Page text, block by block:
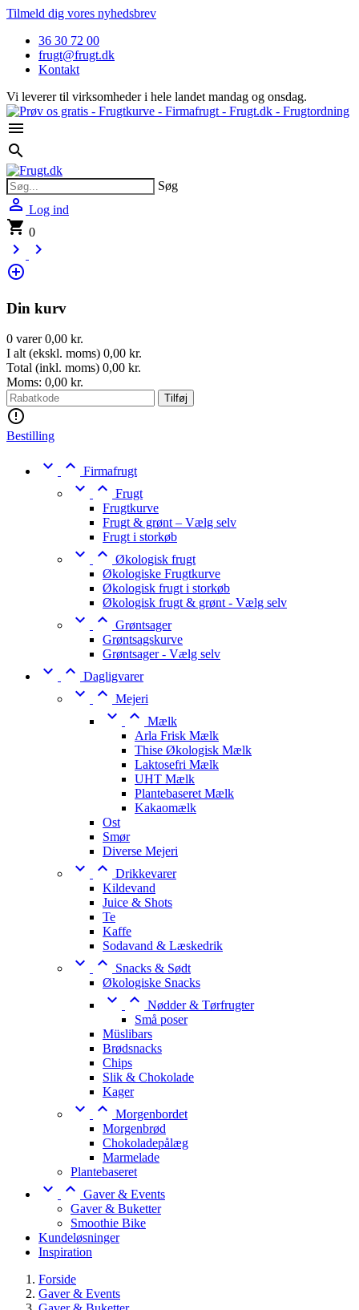
Tilmeld dig vores nyhedsbrev
36 30 72 00
frugt@frugt.dk
Kontakt
Vi leverer til virksomheder i hele landet mandag og onsdag.

search
Søg
 Log ind
shopping_cart 0
keyboard_arrow_right
keyboard_arrow_right
control_point
Din kurv
0 varer0,00 kr.
I alt (ekskl. moms) 0,00 kr.
Total (inkl. moms) 0,00 kr.
Moms: 0,00 kr.
Tilføj

Bestilling
  Firmafrugt
  Frugt
Frugtkurve
Frugt & grønt – Vælg selv
Frugt i storkøb
  Økologisk frugt
Økologiske Frugtkurve
Økologisk frugt i storkøb
Økologisk frugt & grønt - Vælg selv
  Grøntsager
Grøntsagskurve
Grøntsager - Vælg selv
  Dagligvarer
  Mejeri
  Mælk
Arla Frisk Mælk
Thise Økologisk Mælk
Laktosefri Mælk
UHT Mælk
Plantebaseret Mælk
Kakaomælk
Ost
Smør
Diverse Mejeri
  Drikkevarer
Kildevand
Juice & Shots
Te
Kaffe
Sodavand & Læskedrik
 
Snacks & Sødt
Økologiske Snacks
  Nødder & Tørfrugter
Små poser
Müslibars
Brødsnacks
Chips
Slik & Chokolade
Kager
  Morgenbordet
Morgenbrød
Chokoladepålæg
Marmelade
Plantebaseret
  Gaver & Events
Gaver & Buketter
Smoothie Bike
Kundeløsninger
Inspiration
Forside
Gaver & Events